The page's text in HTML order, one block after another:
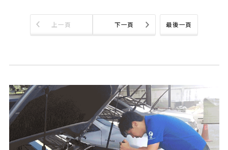
最後一頁
上一頁 下一頁